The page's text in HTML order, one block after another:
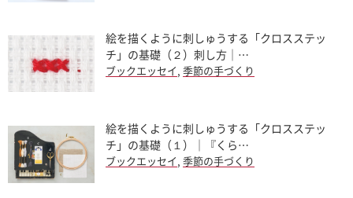
絵を描くように刺しゅうする「クロスステッ
チ」の基礎（２）刺し方｜…
ブックエッセイ 季節の手づくり
絵を描くように刺しゅうする「クロスステッ
チ」の基礎（１）｜『くら…
ブックエッセイ 季節の手づくり